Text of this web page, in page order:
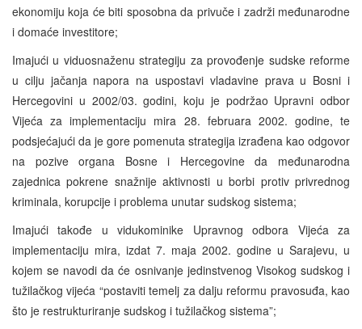
ekonomiju koja će biti sposobna da privuče i zadrži međunarodne
i domaće investitore;
Imajući u viduosnaženu strategiju za provođenje sudske reforme
u cilju jačanja napora na uspostavi vladavine prava u Bosni i
Hercegovini u 2002/03. godini, koju je podržao Upravni odbor
Vijeća za implementaciju mira 28. februara 2002. godine, te
podsjećajući da je gore pomenuta strategija izrađena kao odgovor
na pozive organa Bosne i Hercegovine da međunarodna
zajednica pokrene snažnije aktivnosti u borbi protiv privrednog
kriminala, korupcije i problema unutar sudskog sistema;
Imajući takođe u vidukominike Upravnog odbora Vijeća za
implementaciju mira, izdat 7. maja 2002. godine u Sarajevu, u
kojem se navodi da će osnivanje jedinstvenog Visokog sudskog i
tužilačkog vijeća “postaviti temelj za dalju reformu pravosuđa, kao
što je restrukturiranje sudskog i tužilačkog sistema”;